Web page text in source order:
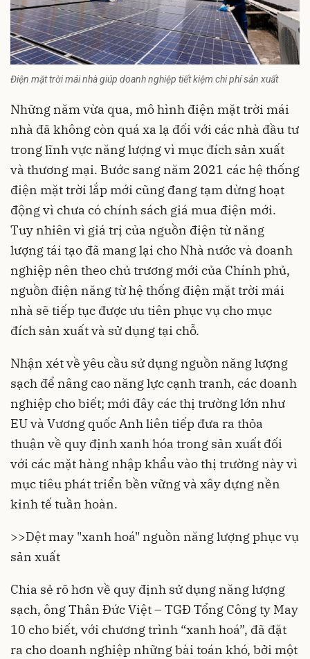
Điện mặt trời mái nhà giúp doanh nghiệp tiết kiệm chi phí sản xuất
Những năm vừa qua, mô hình điện mặt trời mái
nhà đã không còn quá xa lạ đối với các nhà đầu tư
trong lĩnh vực năng lượng vì mục đích sản xuất
và thương mại. Bước sang năm 2021 các hệ thống
điện mặt trời lắp mới cũng đang tạm dừng hoạt
động vì chưa có chính sách giá mua điện mới.
Tuy nhiên vì giá trị của nguồn điện từ năng
lượng tái tạo đã mang lại cho Nhà nước và doanh
nghiệp nên theo chủ trương mới của Chính phủ,
nguồn điện năng từ hệ thống điện mặt trời mái
nhà sẽ tiếp tục được ưu tiên phục vụ cho mục
đích sản xuất và sử dụng tại chỗ.
Nhận xét về yêu cầu sử dụng nguồn năng lượng
sạch để nâng cao năng lực cạnh tranh, các doanh
nghiệp cho biết; mới đây các thị trường lớn như
EU và Vương quốc Anh liên tiếp đưa ra thỏa
thuận về quy định xanh hóa trong sản xuất đối
với các mặt hàng nhập khẩu vào thị trường này vì
mục tiêu phát triển bền vững và xây dựng nền
kinh tế tuần hoàn.
>>Dệt may "xanh hoá" nguồn năng lượng phục vụ
sản xuất
Chia sẻ rõ hơn về quy định sử dụng năng lượng
sạch, ông Thân Đức Việt – TGĐ Tổng Công ty May
10 cho biết, với chương trình “xanh hoá”, đã đặt
ra cho doanh nghiệp những bài toán khó, bởi một